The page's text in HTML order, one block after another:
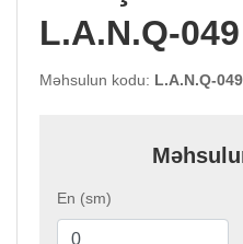
L.A.N.Q-049
Məhsulun kodu: L.A.N.Q-049
En (sm)